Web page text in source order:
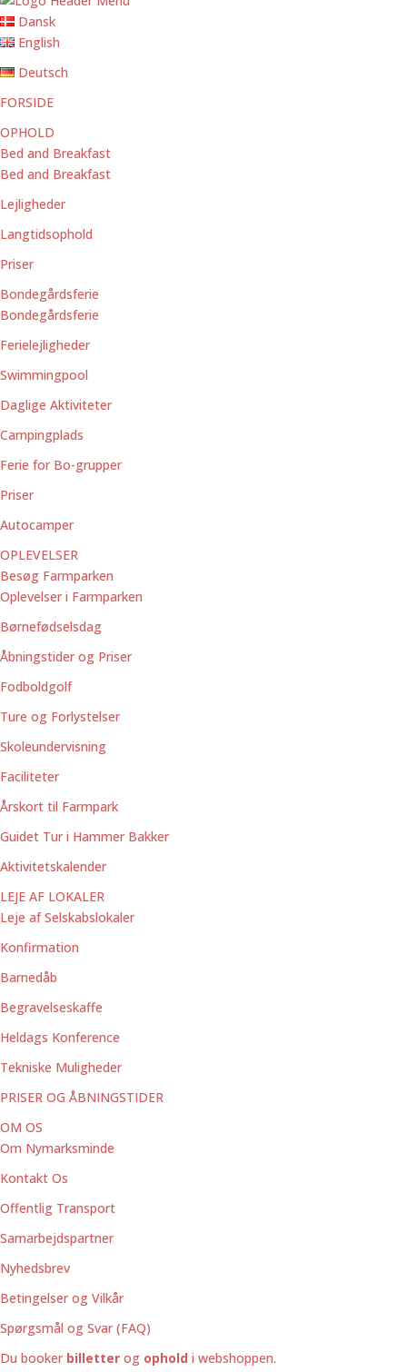
Dansk
English
Deutsch
FORSIDE
OPHOLD
Bed and Breakfast
Bed and Breakfast
Lejligheder
Langtidsophold
Priser
Bondegårdsferie
Bondegårdsferie
Ferielejligheder
Swimmingpool
Daglige Aktiviteter
Campingplads
Ferie for Bo-grupper
Priser
Autocamper
OPLEVELSER
Besøg Farmparken
Oplevelser i Farmparken
Børnefødselsdag
Åbningstider og Priser
Fodboldgolf
Ture og Forlystelser
Skoleundervisning
Faciliteter
Årskort til Farmpark
Guidet Tur i Hammer Bakker
Aktivitetskalender
LEJE AF LOKALER
Leje af Selskabslokaler
Konfirmation
Barnedåb
Begravelseskaffe
Heldags Konference
Tekniske Muligheder
PRISER OG ÅBNINGSTIDER
OM OS
Om Nymarksminde
Kontakt Os
Offentlig Transport
Samarbejdspartner
Nyhedsbrev
Betingelser og Vilkår
Spørgsmål og Svar (FAQ)
Du booker billetter og ophold i webshoppen.